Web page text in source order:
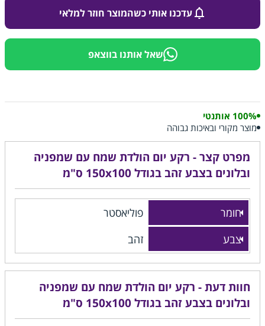
עדכנו אותי כשהמוצר חוזר למלאי
שאל אותנו בווצאפ
100% אותנטי
מוצר מקורי ובאיכות גבוהה
מפרט קצר - רקע יום הולדת שמח עם שמפניה
ובלונים בצבע זהב בגודל 150x100 ס"מ
חומר
פוליאסטר
צבע
זהב
חוות דעת - רקע יום הולדת שמח עם שמפניה
ובלונים בצבע זהב בגודל 150x100 ס"מ